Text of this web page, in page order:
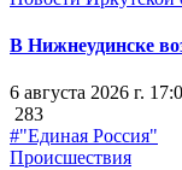
В Нижнеудинске
6 августа 2026 г.
283
#"Единая Россия"
Происшествия